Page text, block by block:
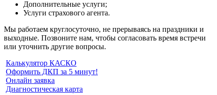
Дополнительные услуги;
Услуги страхового агента.
Мы работаем круглосуточно, не прерываясь на праздники и
выходные. Позвоните нам, чтобы согласовать время встречи
или уточнить другие вопросы.
Калькулятор КАСКО
Оформить ДКП за 5 минут!
Онлайн заявка
Диагностическая карта